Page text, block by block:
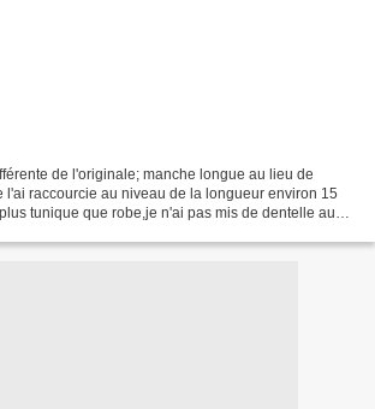
de l'originale; manche longue au lieu de
l'ai raccourcie au niveau de la longueur environ 15
tunique que robe,je n'ai pas mis de dentelle au